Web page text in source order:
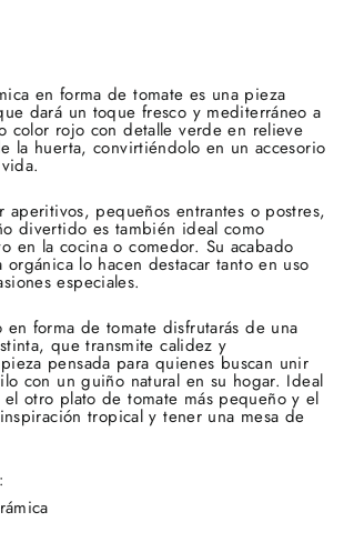
en forma de tomate es una pieza
dará un toque fresco y mediterráneo a
color rojo con detalle verde en relieve
la huerta, convirtiéndolo en un accesorio
aperitivos, pequeños entrantes o postres,
divertido es también ideal como
en la cocina o comedor. Su acabado
lo hacen destacar tanto en uso
especiales.
forma de tomate disfrutarás de una
que transmite calidez y
pensada para quienes buscan unir
con un guiño natural en su hogar. Ideal
otro plato de tomate más pequeño y el
tropical y tener una mesa de